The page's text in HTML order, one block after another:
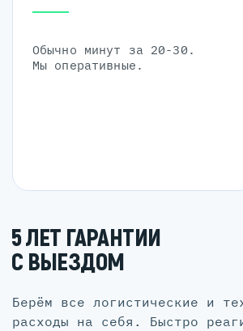
Обычно минут за 20-30.
Мы оперативные.
5 ЛЕТ ГАРАНТИИ
С ВЫЕЗДОМ
Берём все логистические и
расходы на себя. Быстро